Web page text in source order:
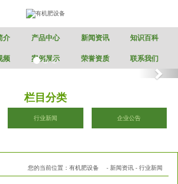
介 产品中心 新闻资讯
知识百科
频 案例展示 荣誉资质 联系我们
栏目分类
行业新闻 企业公告
您的当前位置： 有机肥设备 - 新闻资讯 - 行业新闻